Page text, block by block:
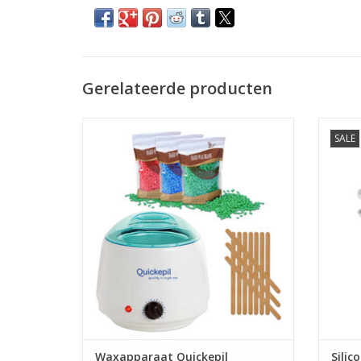
Gerelateerde producten
Ontharen Apparaat
Wax Apparaten
Ontharingsset
Snelle levering
TOEVOEGEN AAN WINKELWAGEN
Waxapparaat Quickepil
SALE